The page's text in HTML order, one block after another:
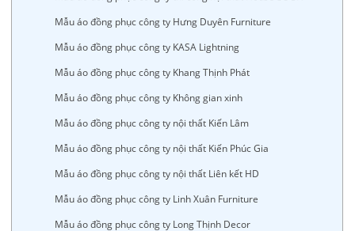
Mẫu áo đồng phục công ty Hưng Duyên Furniture
Mẫu áo đồng phục công ty KASA Lightning
Mẫu áo đồng phục công ty Khang Thịnh Phát
Mẫu áo đồng phục công ty Không gian xinh
Mẫu áo đồng phục công ty nội thất Kiến Lâm
Mẫu áo đồng phục công ty nội thất Kiến Phúc Gia
Mẫu áo đồng phục công ty nội thất Liên kết HD
Mẫu áo đồng phục công ty Linh Xuân Furniture
Mẫu áo đồng phục công ty Long Thịnh Decor